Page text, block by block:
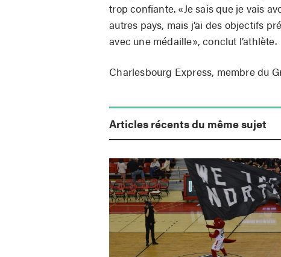
trop confiante. «Je sais que je vais
autres pays, mais j’ai des objectifs
avec une médaille», conclut l’athlète.
Charlesbourg Express, membre du
Articles récents du même sujet